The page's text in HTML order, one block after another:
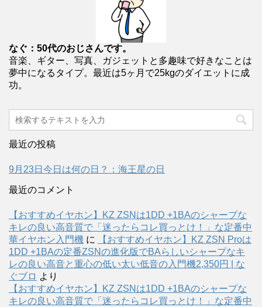
なぐ：50代のおじさんです。
音楽、ギター、写真、ガジェットと多趣味で好きなことは
夢中になるタイプ。最近は5ヶ月で25kgのダイエットに成
功。
最近の投稿
9月23日今日は何の日？：海王星の日
最近のコメント
【おすすめイヤホン】KZ ZSNは1DD +1BAのシャープな
キレの良い高音質で「迷ったらコレ買っとけ！」な定番中
華イヤホン入門機 に
【おすすめイヤホン】KZ ZSN Proは
1DD +1BAの定番ZSNの進化版でBAらしいシャープなキ
レの良い高音と重心の低い太い低音の入門機2,350円 | な
ぐブロ より
【おすすめイヤホン】KZ ZSNは1DD +1BAのシャープな
キレの良い高音質で「迷ったらコレ買っとけ！」な定番中